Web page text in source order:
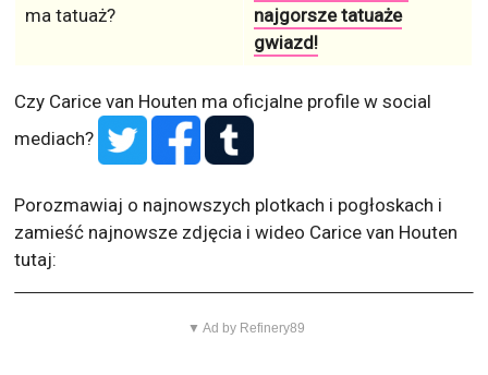
ma tatuaż?
najgorsze tatuaże
gwiazd!
Czy Carice van Houten ma oficjalne profile w social
mediach?
Porozmawiaj o najnowszych plotkach i pogłoskach i
zamieść najnowsze zdjęcia i wideo Carice van Houten
tutaj:
▼ Ad by Refinery89